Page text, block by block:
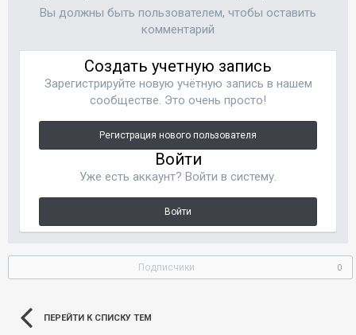
Вы должны быть пользователем, чтобы оставить
комментарий
Создать учетную запись
Зарегистрируйте новую учётную запись в нашем
сообществе. Это очень просто!
Регистрация нового пользователя
Войти
Уже есть аккаунт? Войти в систему.
Войти
Подписчики 0
ПЕРЕЙТИ К СПИСКУ ТЕМ